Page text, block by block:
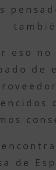
eso no
de
de